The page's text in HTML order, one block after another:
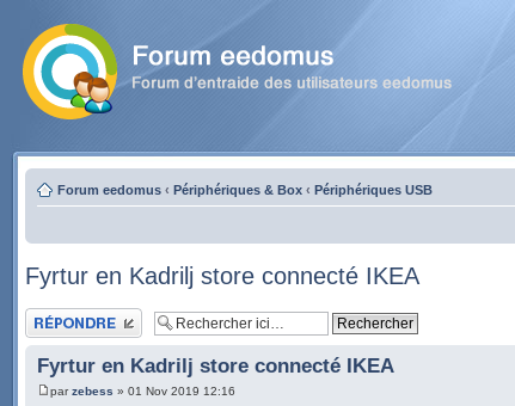
Forum eedomus ‹ Périphériques & Box ‹ Périphériques USB
Fyrtur en Kadrilj store connecté IKEA
Publier une réponse
Fyrtur en Kadrilj store connecté IKEA
parzebess » 01 Nov 2019 12:16